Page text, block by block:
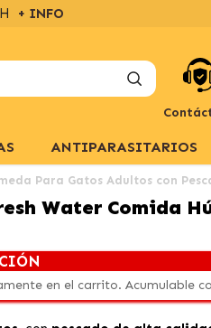
+ INFO
ANTIPARASITARIOS
Para Gatos Adultos con
Water Comida
en el carrito. Acumulable